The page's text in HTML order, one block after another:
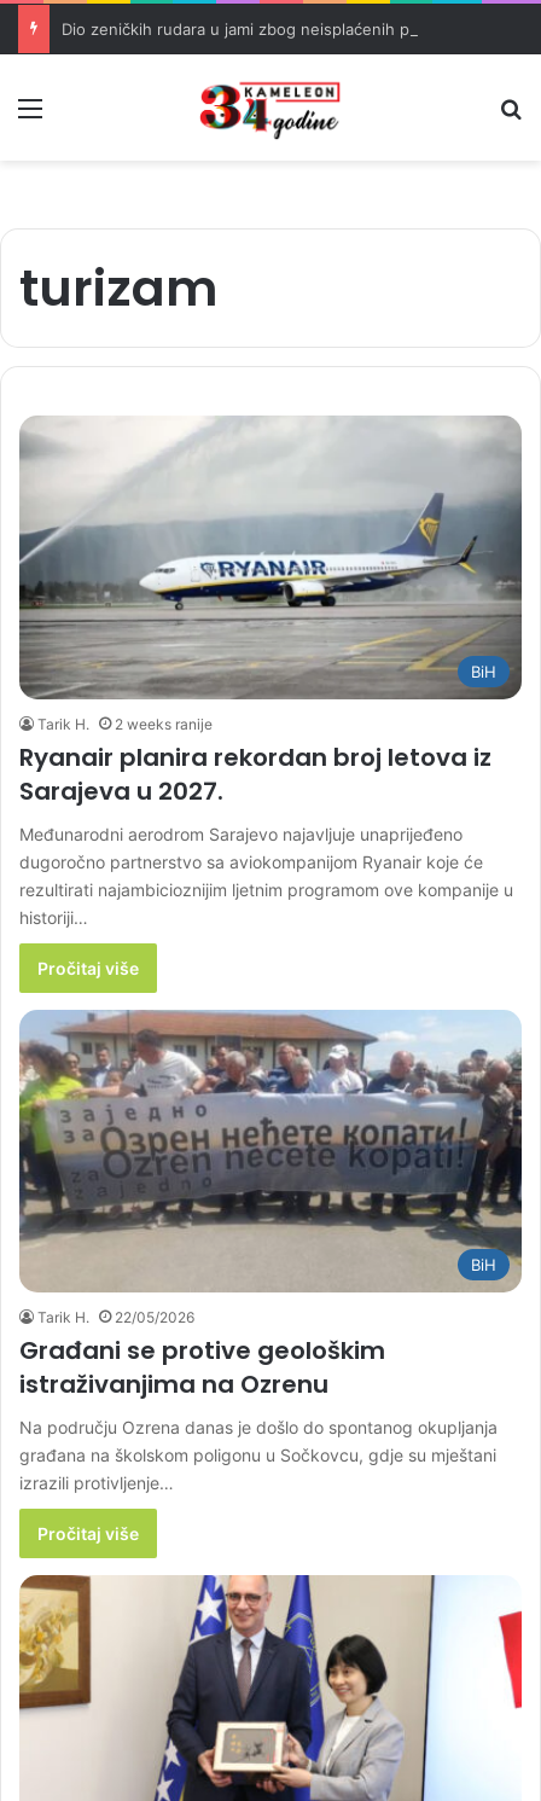
turizam
BiH
Tarik H. 2 weeks ranije
Ryanair planira rekordan broj letova iz
Sarajeva u 2027.
Međunarodni aerodrom Sarajevo najavljuje unaprijeđeno
dugoročno partnerstvo sa aviokompanijom Ryanair koje će
rezultirati najambicioznijim ljetnim programom ove kompanije u
historiji…
Pročitaj više
BiH
Tarik H. 22/05/2026
Građani se protive geološkim
istraživanjima na Ozrenu
Na području Ozrena danas je došlo do spontanog okupljanja
građana na školskom poligonu u Sočkovcu, gdje su mještani
izrazili protivljenje…
Pročitaj više